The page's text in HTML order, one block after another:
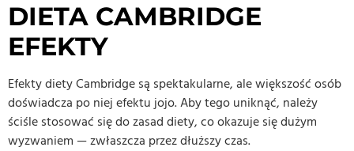
DIETA CAMBRIDGE
EFEKTY
Efekty diety Cambridge są spektakularne, ale większość osób
doświadcza po niej efektu jojo. Aby tego uniknąć, należy
ściśle stosować się do zasad diety, co okazuje się dużym
wyzwaniem — zwłaszcza przez dłuższy czas.